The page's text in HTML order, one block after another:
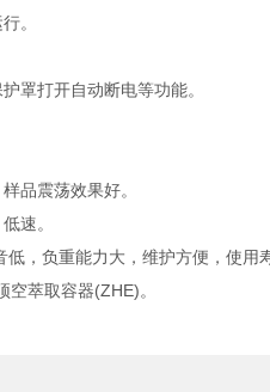
。
罩打开自动断电等功能。
品震荡效果好。
速。
，负重能力大，维护方便，使用
空萃取容器(ZHE)。